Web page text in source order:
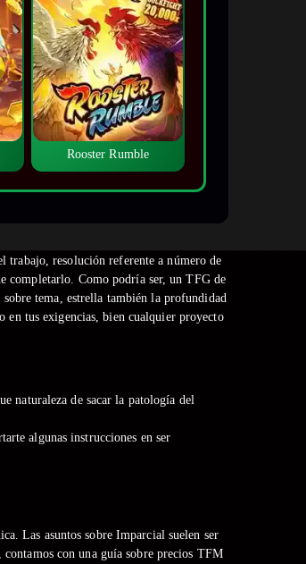
Rooster Rumble
trabajo, resolución referente a número de
completarlo. Como podrí­a ser, un TFG de
tema, estrella también la profundidad
en tus exigencias, bien cualquier proyecto
naturaleza de sacar la patologí­a del
algunas instrucciones en ser
Las asuntos sobre Imparcial suelen ser
con una guía sobre precios TFM